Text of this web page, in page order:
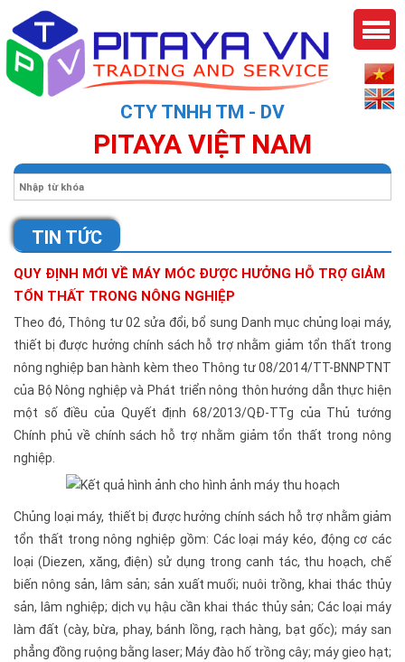
CTY TNHH TM - DV
PITAYA VIỆT NAM
TIN TỨC
QUY ĐỊNH MỚI VỀ MÁY MÓC ĐƯỢC HƯỞNG HỖ TRỢ GIẢM
TỔN THẤT TRONG NÔNG NGHIỆP
Theo đó, Thông tư 02 sửa đổi, bổ sung Danh mục chủng loại máy,
thiết bị được hưởng chính sách hỗ trợ nhằm giảm tổn thất trong
nông nghiệp ban hành kèm theo Thông tư 08/2014/TT-BNNPTNT
của Bộ Nông nghiệp và Phát triển nông thôn hướng dẫn thực hiện
một số điều của Quyết định 68/2013/QĐ-TTg của Thủ tướng
Chính phủ về chính sách hỗ trợ nhằm giảm tổn thất trong nông
nghiệp.
Chủng loại máy, thiết bị được hưởng chính sách hỗ trợ nhằm giảm
tổn thất trong nông nghiệp gồm: Các loại máy kéo, động cơ các
loại (Diezen, xăng, điện) sử dụng trong canh tác, thu hoạch, chế
biến nông sản, lâm sản; sản xuất muối; nuôi trồng, khai thác thủy
sản, lâm nghiệp; dịch vụ hậu cần khai thác thủy sản; Các loại máy
làm đất (cày, bừa, phay, bánh lồng, rạch hàng, bạt gốc); máy san
phẳng đồng ruộng bằng laser; Máy đào hố trồng cây; máy gieo hạt;